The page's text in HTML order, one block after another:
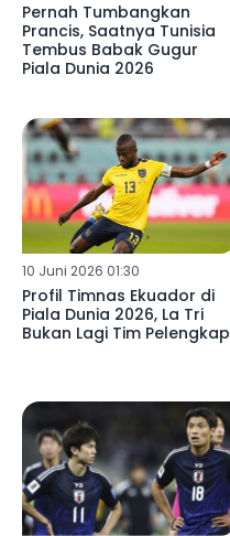
Pernah Tumbangkan
Prancis, Saatnya Tunisia
Tembus Babak Gugur
Piala Dunia 2026
10 Juni 2026 01:30
Profil Timnas Ekuador di
Piala Dunia 2026, La Tri
Bukan Lagi Tim Pelengkap